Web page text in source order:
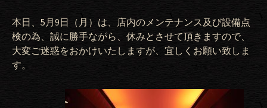
本日、5月9日（月）は、店内のメンテナンス及び設備点
検の為、誠に勝手ながら、休みとさせて頂きますので、
大変ご迷惑をおかけいたしますが、宜しくお願い致しま
す。